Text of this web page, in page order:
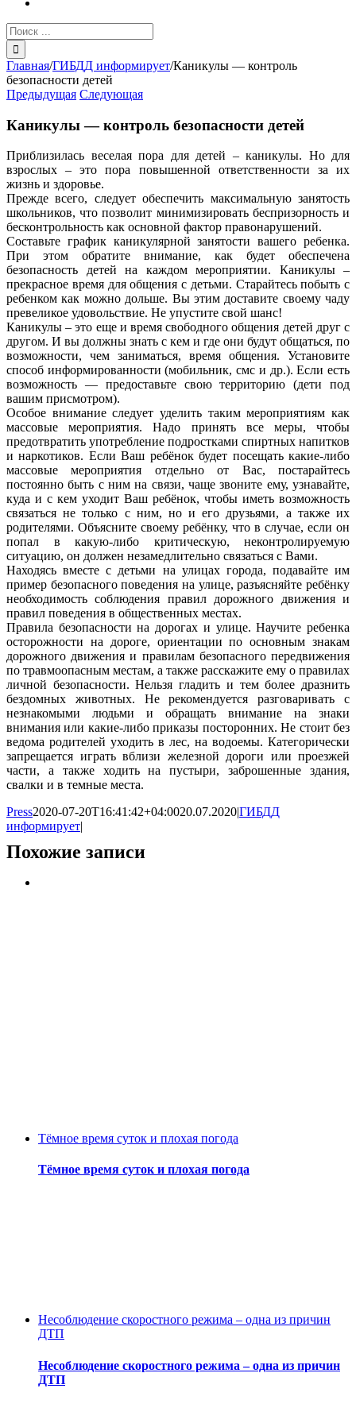
Результат
поиска:
Главная/ГИБДД информирует/Каникулы — контроль
безопасности детей
Предыдущая Следующая
Каникулы — контроль безопасности детей
Приблизилась веселая пора для детей – каникулы. Но для
взрослых – это пора повышенной ответственности за их
жизнь и здоровье.
Прежде всего, следует обеспечить максимальную занятость
школьников, что позволит минимизировать беспризорность и
бесконтрольность как основной фактор правонарушений.
Составьте график каникулярной занятости вашего ребенка.
При этом обратите внимание, как будет обеспечена
безопасность детей на каждом мероприятии. Каникулы –
прекрасное время для общения с детьми. Старайтесь побыть с
ребенком как можно дольше. Вы этим доставите своему чаду
превеликое удовольствие. Не упустите свой шанс!
Каникулы – это еще и время свободного общения детей друг с
другом. И вы должны знать с кем и где они будут общаться, по
возможности, чем заниматься, время общения. Установите
способ информированности (мобильник, смс и др.). Если есть
возможность — предоставьте свою территорию (дети под
вашим присмотром).
Особое внимание следует уделить таким мероприятиям как
массовые мероприятия. Надо принять все меры, чтобы
предотвратить употребление подростками спиртных напитков
и наркотиков. Если Ваш ребёнок будет посещать какие-либо
массовые мероприятия отдельно от Вас, постарайтесь
постоянно быть с ним на связи, чаще звоните ему, узнавайте,
куда и с кем уходит Ваш ребёнок, чтобы иметь возможность
связаться не только с ним, но и его друзьями, а также их
родителями. Объясните своему ребёнку, что в случае, если он
попал в какую-либо критическую, неконтролируемую
ситуацию, он должен незамедлительно связаться с Вами.
Находясь вместе с детьми на улицах города, подавайте им
пример безопасного поведения на улице, разъясняйте ребёнку
необходимость соблюдения правил дорожного движения и
правил поведения в общественных местах.
Правила безопасности на дорогах и улице. Научите ребенка
осторожности на дороге, ориентации по основным знакам
дорожного движения и правилам безопасного передвижения
по травмоопасным местам, а также расскажите ему о правилах
личной безопасности. Нельзя гладить и тем более дразнить
бездомных животных. Не рекомендуется разговаривать с
незнакомыми людьми и обращать внимание на знаки
внимания или какие-либо приказы посторонних. Не стоит без
ведома родителей уходить в лес, на водоемы. Категорически
запрещается играть вблизи железной дороги или проезжей
части, а также ходить на пустыри, заброшенные здания,
свалки и в темные места.
Press2020-07-20T16:41:42+04:0020.07.2020|ГИБДД
информирует|
Похожие записи
Тёмное время суток и плохая погода
Тёмное время суток и плохая погода
Несоблюдение скоростного режима – одна из причин
ДТП
Несоблюдение скоростного режима – одна из причин
ДТП